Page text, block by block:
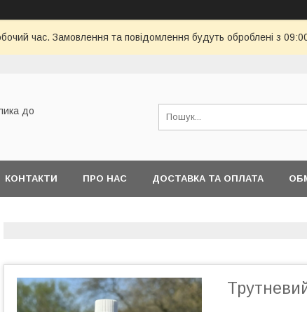
час. Замовлення та повідомлення будуть оброблені з
до
КОНТАКТИ ПРО НАС ДОСТАВКА ТА ОПЛАТА